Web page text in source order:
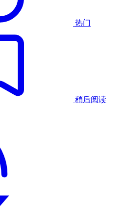
热门
稍后阅读